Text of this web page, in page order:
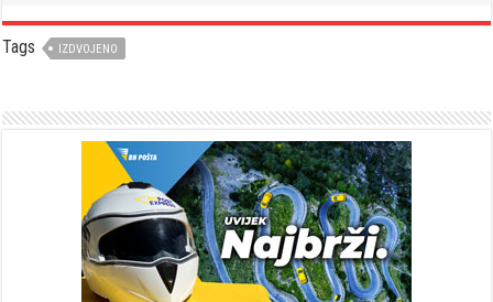
Tags IZDVOJENO